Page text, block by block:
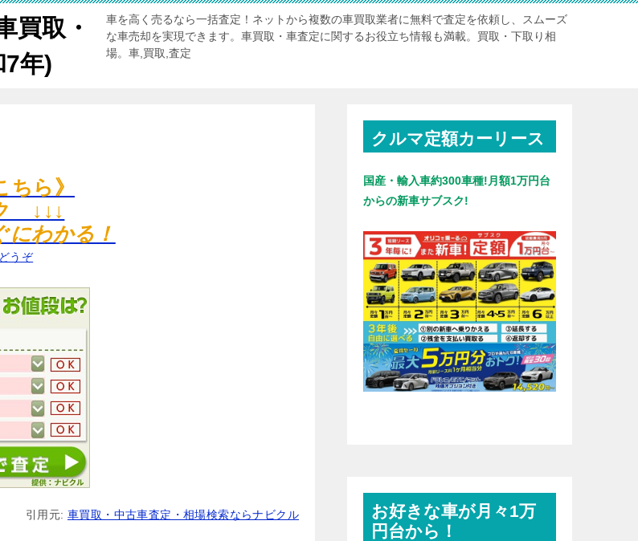
買取・
7年)
車を高く売るなら一括査定！ネットから複数の車買取業者に無料で査定を依頼し、スムーズ
な車売却を実現できます。車買取・車査定に関するお役立ち情報も満載。買取・下取り相
場。車,買取,査定
ちら》
↓↓↓
にわかる！
うぞ
引用元: 車買取・中古車査定・相場検索ならナビクル
クルマ定額カーリース
国産・輸入車約300車種!月額1万円台
からの新車サブスク!
お好きな車が月々1万
円台から！